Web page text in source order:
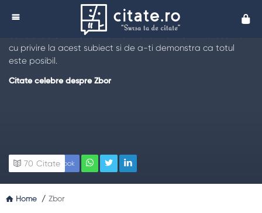
Citate despre Zbor
Citeste cele mai interesantecitate despre zbor
au rolul de a-ti transmite mai multe informatii interesante
cu privire la acest subiect si de a-ti demonstra ca totul
este posibil.
Citate celebre despre Zbor
Facebook
70 Citate
Home / Zbor